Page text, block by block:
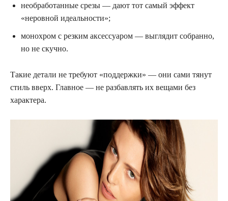
необработанные срезы — дают тот самый эффект
«неровной идеальности»;
монохром с резким аксессуаром — выглядит собранно,
но не скучно.
Такие детали не требуют «поддержки» — они сами тянут
стиль вверх. Главное — не разбавлять их вещами без
характера.